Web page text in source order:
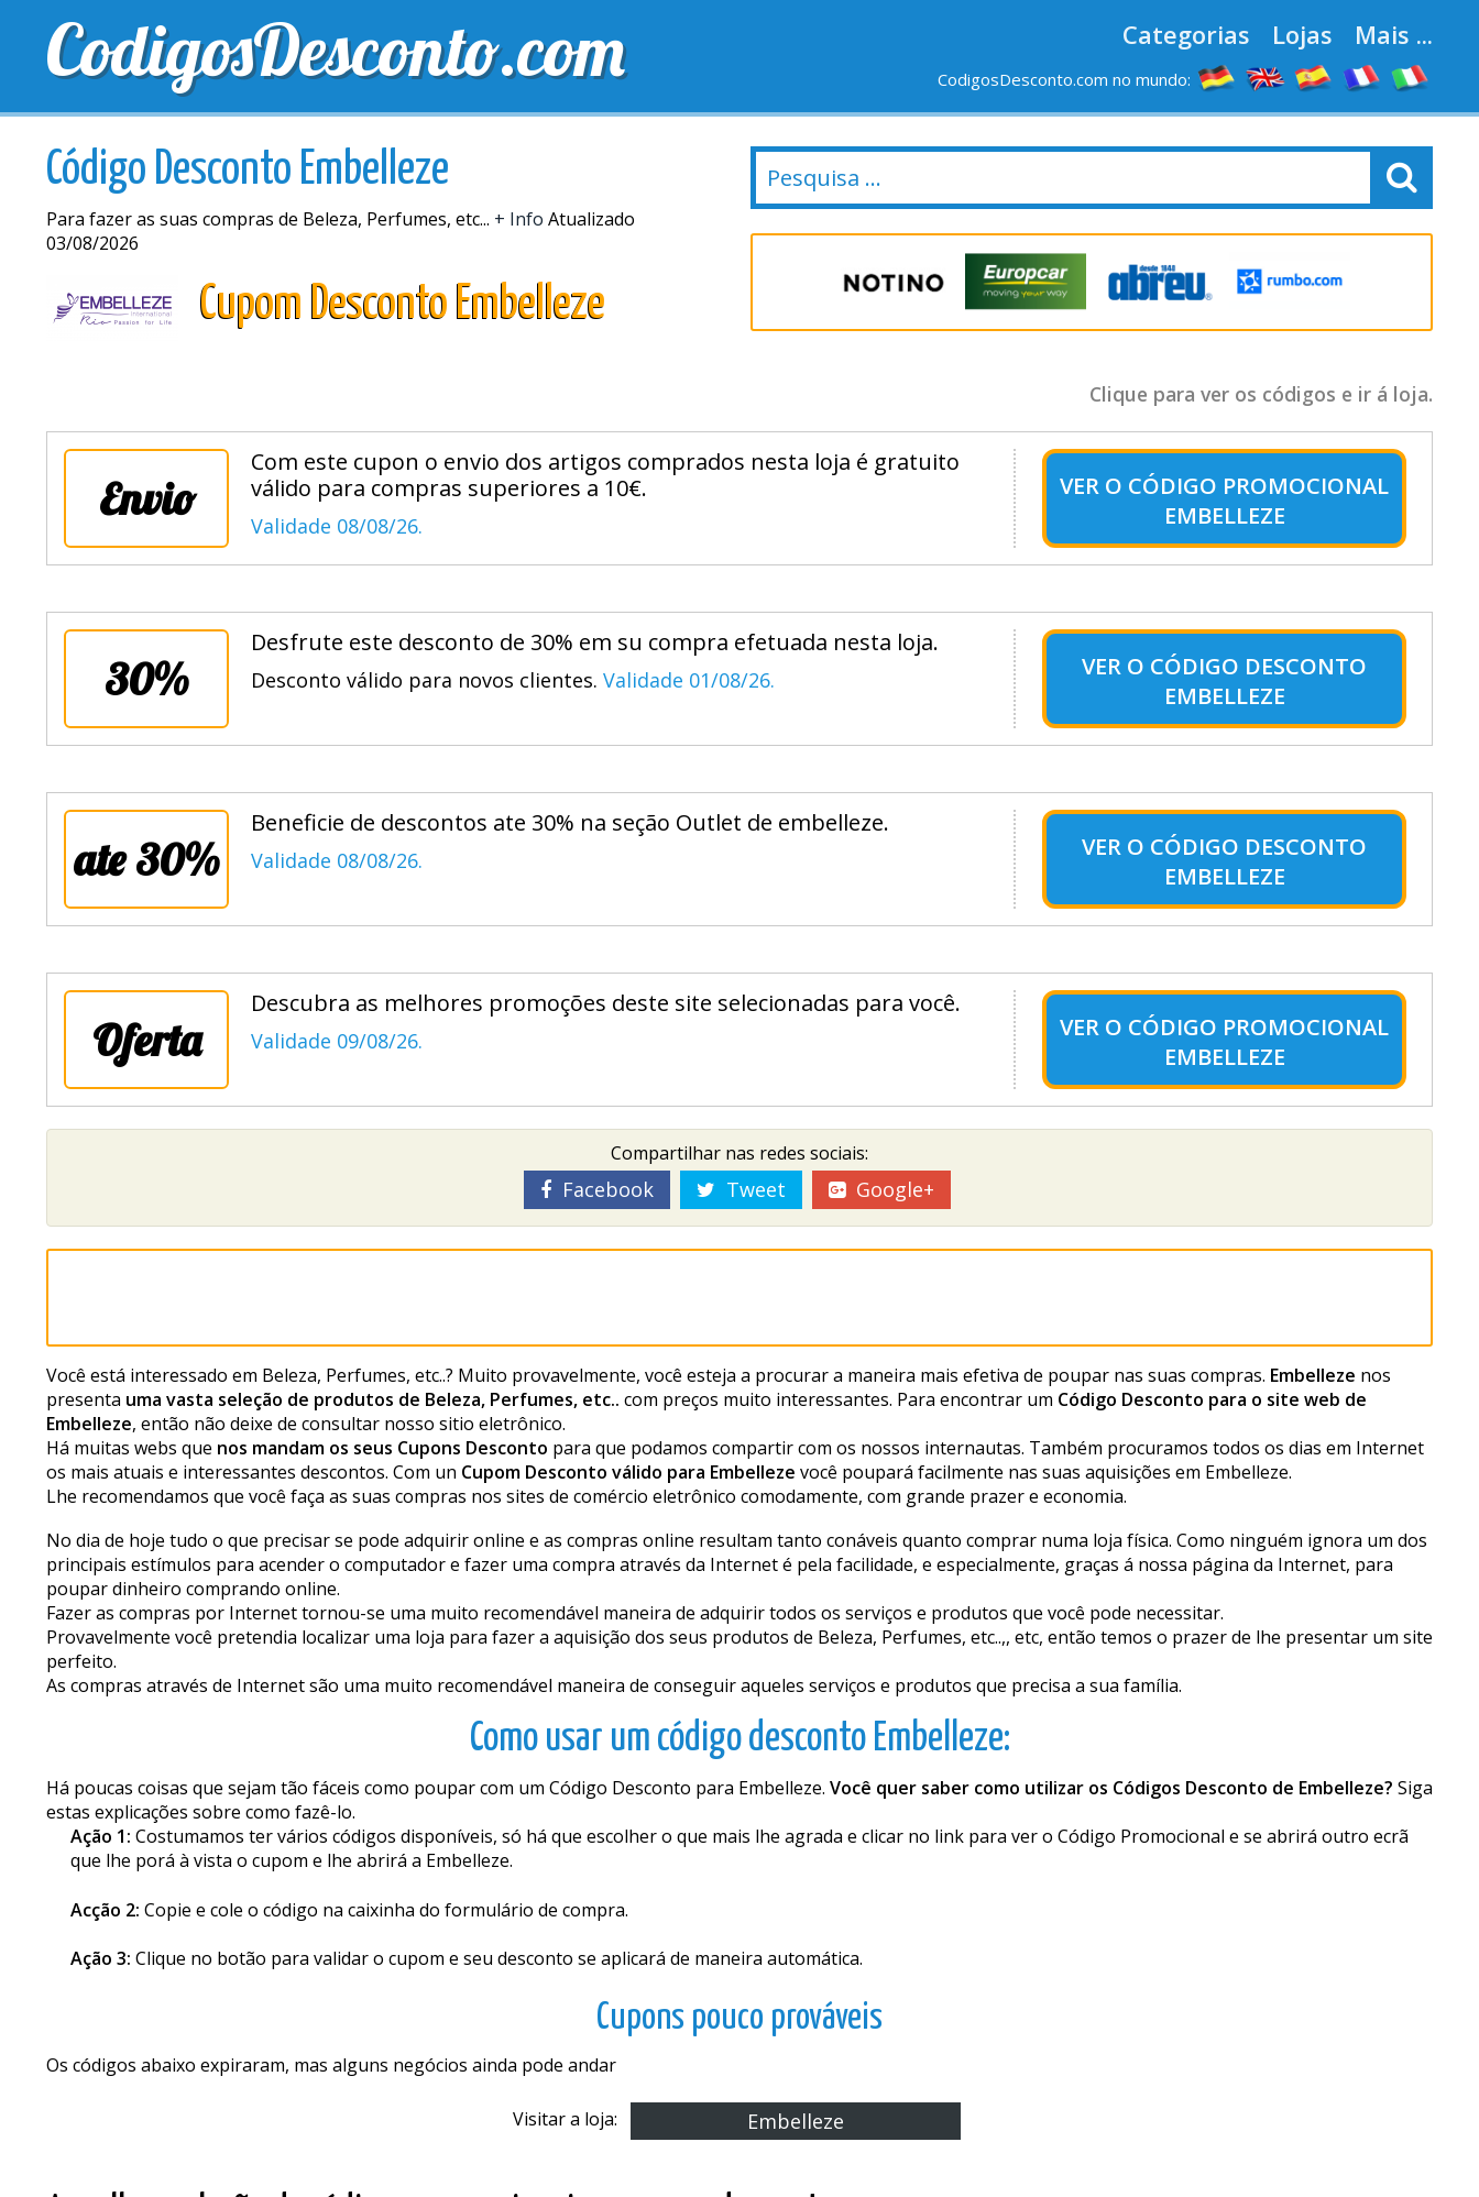
CodigosDesconto.com Categorias Lojas Mais ...
CodigosDesconto.com no mundo:
MELHORES CUPONS CUPONS EXCLUSIVOS NOVAS LOJAS
Código Desconto Embelleze
Para fazer as suas compras de Beleza, Perfumes, etc... + Info Atualizado
03/08/2026
Cupom Desconto Embelleze
Clique para ver os códigos e ir á loja.
Envio
Com este cupon o envio dos artigos comprados nesta loja é gratuito
válido para compras superiores a 10€.
Validade 08/08/26.
VER O CÓDIGO PROMOCIONAL
EMBELLEZE
30%
Desfrute este desconto de 30% em su compra efetuada nesta loja.
Desconto válido para novos clientes. Validade 01/08/26. VER O CÓDIGO DESCONTO
EMBELLEZE
ate 30%
Beneficie de descontos ate 30% na seção Outlet de embelleze.
Validade 08/08/26. VER O CÓDIGO DESCONTO
EMBELLEZE
Oferta
Descubra as melhores promoções deste site selecionadas para você.
Validade 09/08/26. VER O CÓDIGO PROMOCIONAL
EMBELLEZE
Compartilhar nas redes sociais:
Facebook Tweet Google+
Você está interessado em Beleza, Perfumes, etc..? Muito provavelmente, você esteja a procurar a maneira mais efetiva de poupar nas suas compras. Embelleze nos
presenta uma vasta seleção de produtos de Beleza, Perfumes, etc.. com preços muito interessantes. Para encontrar um Código Desconto para o site web de
Embelleze, então não deixe de consultar nosso sitio eletrônico.
Há muitas webs que nos mandam os seus Cupons Desconto para que podamos compartir com os nossos internautas. Também procuramos todos os dias em Internet
os mais atuais e interessantes descontos. Com un Cupom Desconto válido para Embelleze você poupará facilmente nas suas aquisições em Embelleze.
Lhe recomendamos que você faça as suas compras nos sites de comércio eletrônico comodamente, com grande prazer e economia.
No dia de hoje tudo o que precisar se pode adquirir online e as compras online resultam tanto confiáveis quanto comprar numa loja física. Como ninguém ignora um dos
principais estímulos para acender o computador e fazer uma compra através da Internet é pela facilidade, e especialmente, graças á nossa página da Internet, para
poupar dinheiro comprando online.
Fazer as compras por Internet tornou-se uma muito recomendável maneira de adquirir todos os serviços e produtos que você pode necessitar.
Provavelmente você pretendia localizar uma loja para fazer a aquisição dos seus produtos de Beleza, Perfumes, etc..,, etc, então temos o prazer de lhe presentar um site
perfeito.
As compras através de Internet são uma muito recomendável maneira de conseguir aqueles serviços e produtos que precisa a sua família.
Como usar um código desconto Embelleze:
Há poucas coisas que sejam tão fáceis como poupar com um Código Desconto para Embelleze. Você quer saber como utilizar os Códigos Desconto de Embelleze? Siga
estas explicações sobre como fazê-lo.
Ação 1: Costumamos ter vários códigos disponíveis, só há que escolher o que mais lhe agrada e clicar no link para ver o Código Promocional e se abrirá outro ecrã
que lhe porá à vista o cupom e lhe abrirá a Embelleze.
Acção 2: Copie e cole o código na caixinha do formulário de compra.
Ação 3: Clique no botão para validar o cupom e seu desconto se aplicará de maneira automática.
Cupons pouco prováveis
Os códigos abaixo expiraram, mas alguns negócios ainda pode andar
Visitar a loja: Embelleze